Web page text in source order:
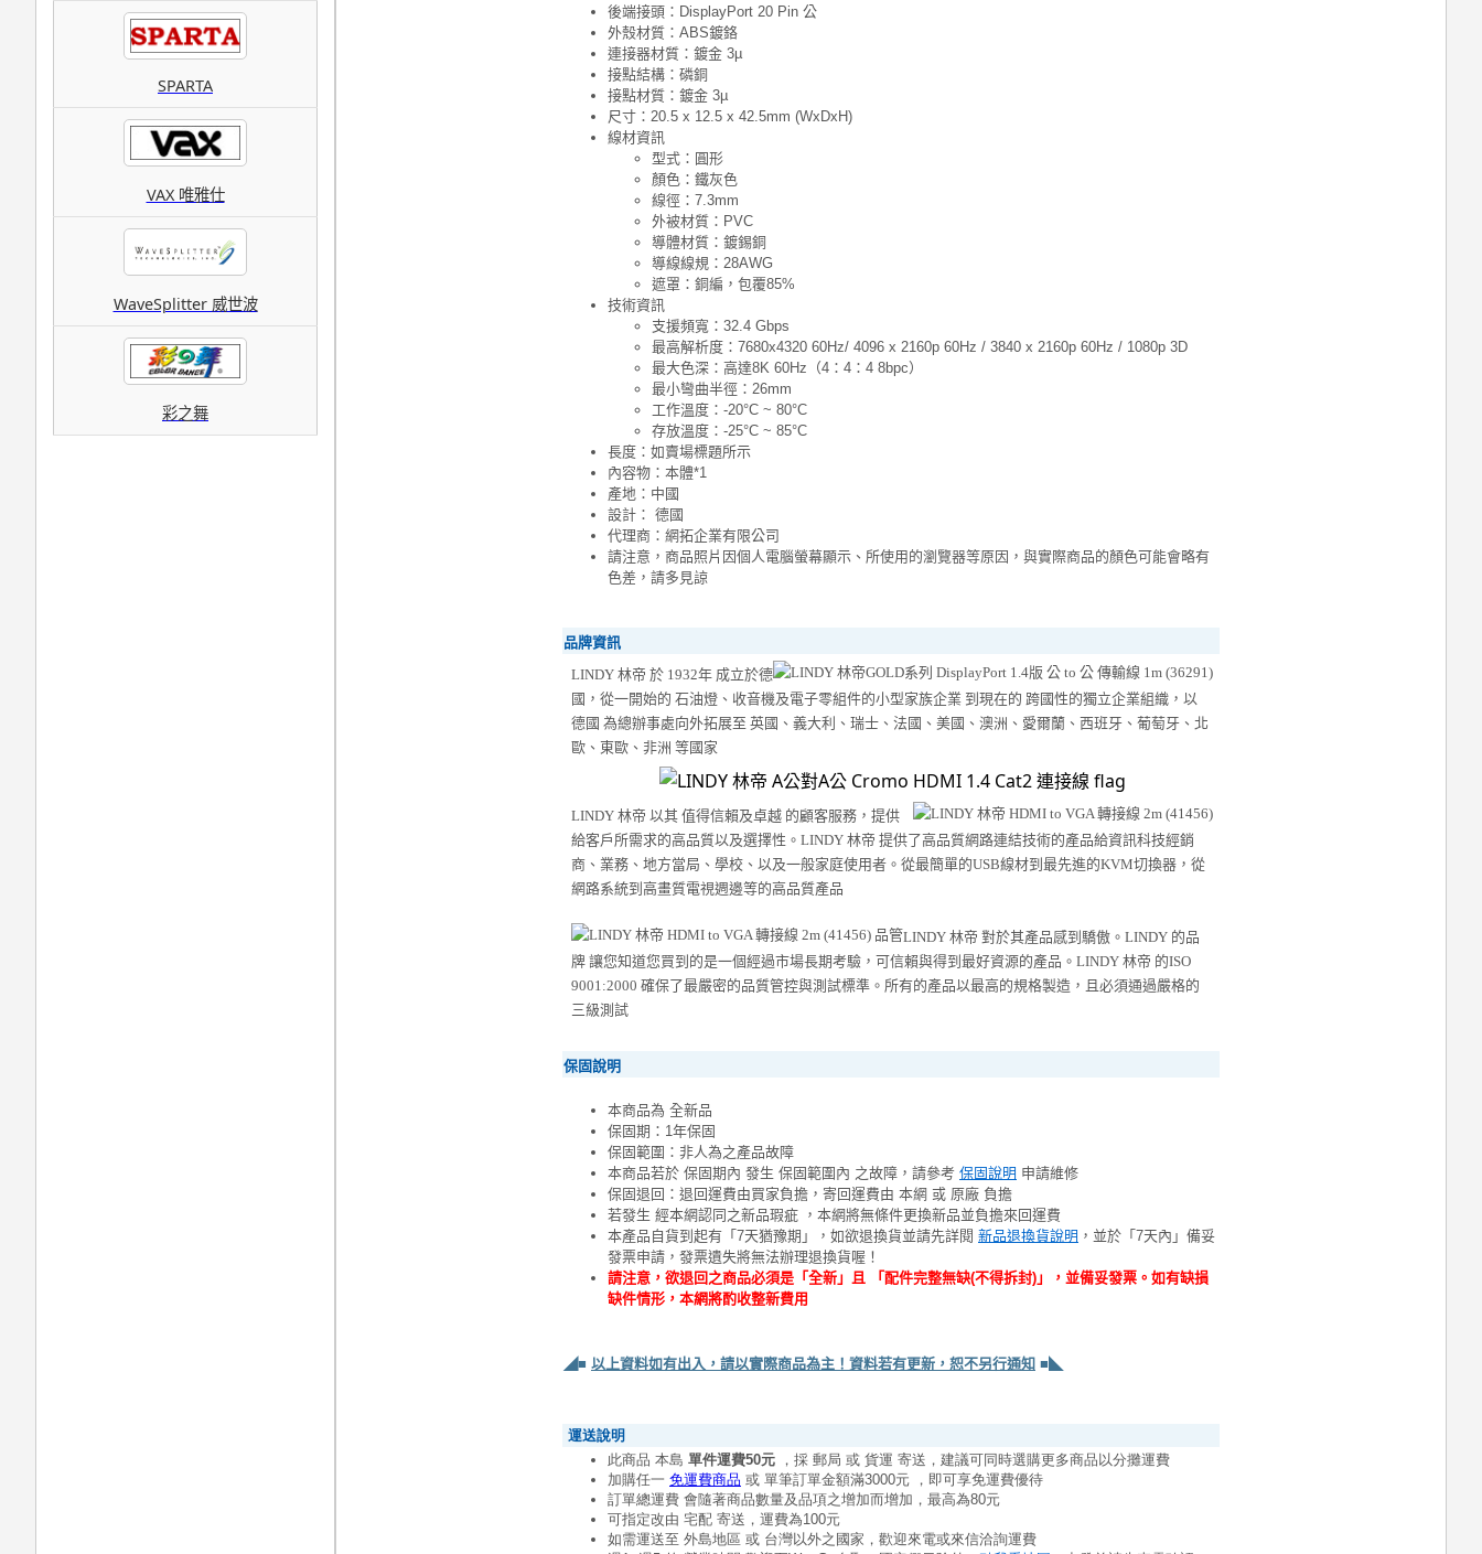
SPARTA
VAX 唯雅仕
WaveSplitter 威世波
彩之舞
後端接頭：DisplayPort 20 Pin 公
外殼材質：ABS鍍鉻
連接器材質：鍍金 3µ
接點結構：磷銅
接點材質：鍍金 3µ
尺寸：20.5 x 12.5 x 42.5mm (WxDxH)
線材資訊
型式：圓形
顏色：鐵灰色
線徑：7.3mm
外被材質：PVC
導體材質：鍍錫銅
導線線規：28AWG
遮罩：銅編，包覆85%
技術資訊
支援頻寬：32.4 Gbps
最高解析度：7680x4320 60Hz/ 4096 x 2160p 60Hz / 3840 x 2160p 60Hz / 1080p 3D
最大色深：高達8K 60Hz（4：4：4 8bpc）
最小彎曲半徑：26mm
工作溫度：-20°C ~ 80°C
存放溫度：-25°C ~ 85°C
長度：如賣場標題所示
內容物：本體*1
產地：中國
設計： 德國
代理商：網拓企業有限公司
請注意，商品照片因個人電腦螢幕顯示、所使用的瀏覽器等原因，與實際商品的顏色可能會略有
色差，請多見諒
品牌資訊
LINDY 林帝 於 1932年 成立於德
國，從一開始的 石油燈、收音機及電子零組件的小型家族企業 到現在的 跨國性的獨立企業組織，以
德國 為總辦事處向外拓展至 英國、義大利、瑞士、法國、美國、澳洲、愛爾蘭、西班牙、葡萄牙、北
歐、東歐、非洲 等國家
LINDY 林帝 以其 值得信賴及卓越 的顧客服務，提供
給客戶所需求的高品質以及選擇性。LINDY 林帝 提供了高品質網路連結技術的產品給資訊科技經銷
商、業務、地方當局、學校、以及一般家庭使用者。從最簡單的USB線材到最先進的KVM切換器，從
網路系統到高畫質電視週邊等的高品質產品
LINDY 林帝 對於其產品感到驕傲。LINDY 的品
牌 讓您知道您買到的是一個經過市場長期考驗，可信賴與得到最好資源的產品。LINDY 林帝 的ISO
9001:2000 確保了最嚴密的品質管控與測試標準。所有的產品以最高的規格製造，且必須通過嚴格的
三級測試
保固說明
本商品為 全新品
保固期：1年保固
保固範圍：非人為之產品故障
本商品若於 保固期內 發生 保固範圍內 之故障，請參考 保固說明 申請維修
保固退回：退回運費由買家負擔，寄回運費由 本網 或 原廠 負擔
若發生 經本網認同之新品瑕疵 ，本網將無條件更換新品並負擔來回運費
本產品自貨到起有「7天猶豫期」，如欲退換貨並請先詳閱 新品退換貨說明 ，並於「7天內」備妥
發票申請，發票遺失將無法辦理退換貨喔！
請注意，欲退回之商品必須是「全新」且 「配件完整無缺(不得拆封)」，並備妥發票。如有缺損
缺件情形，本網將酌收整新費用
◢■ 以上資料如有出入，請以實際商品為主！資料若有更新，恕不另行通知 ■◣